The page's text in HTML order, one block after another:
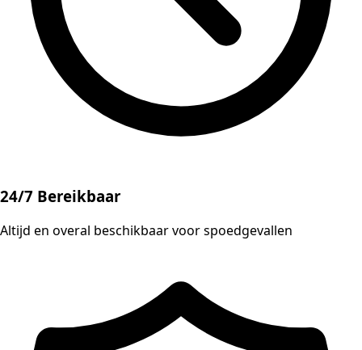
24/7 Bereikbaar
Altijd en overal beschikbaar voor spoedgevallen